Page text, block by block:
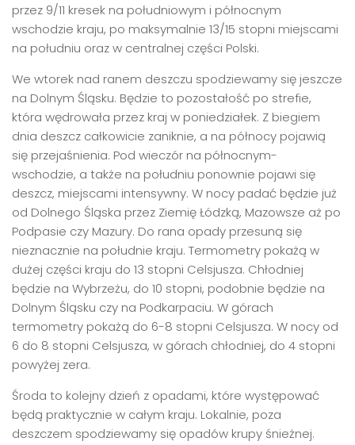
przez 9/11 kresek na południowym i północnym
wschodzie kraju, po maksymalnie 13/15 stopni miejscami
na południu oraz w centralnej części Polski.
We wtorek nad ranem deszczu spodziewamy się jeszcze
na Dolnym Śląsku. Będzie to pozostałość po strefie,
która wędrowała przez kraj w poniedziałek. Z biegiem
dnia deszcz całkowicie zaniknie, a na północy pojawią
się przejaśnienia. Pod wieczór na północnym-
wschodzie, a także na południu ponownie pojawi się
deszcz, miejscami intensywny. W nocy padać będzie już
od Dolnego Śląska przez Ziemię Łódzką, Mazowsze aż po
Podpasie czy Mazury. Do rana opady przesuną się
nieznacznie na południe kraju. Termometry pokażą w
dużej części kraju do 13 stopni Celsjusza. Chłodniej
będzie na Wybrzeżu, do 10 stopni, podobnie będzie na
Dolnym Śląsku czy na Podkarpaciu. W górach
termometry pokażą do 6-8 stopni Celsjusza. W nocy od
6 do 8 stopni Celsjusza, w górach chłodniej, do 4 stopni
powyżej zera.
Środa to kolejny dzień z opadami, które występować
będą praktycznie w całym kraju. Lokalnie, poza
deszczem spodziewamy się opadów krupy śnieżnej.